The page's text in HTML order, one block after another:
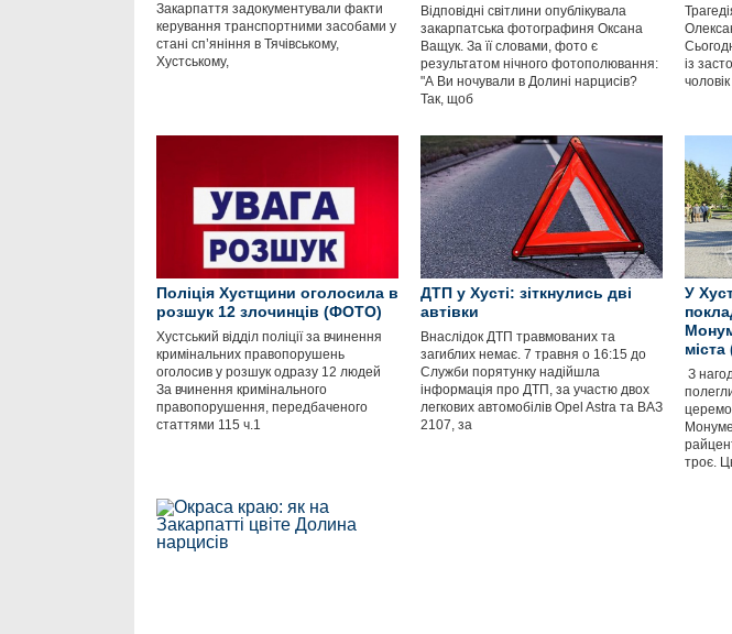
Закарпаття задокументували факти
керування транспортними засобами у
стані сп’яніння в Тячівському,
Хустському,
Відповідні світлини опублікувала
закарпатська фотографиня Оксана
Ващук. За її словами, фото є
результатом нічного фотополювання:
"А Ви ночували в Долині нарцисів?
Так, щоб
із
Поліція Хустщини оголосила в
розшук 12 злочинців (ФОТО)
Хустський відділ поліції за вчинення
кримінальних правопорушень
оголосив у розшук одразу 12 людей
За вчинення кримінального
правопорушення, передбаченого
статтями 115 ч.1
ДТП у Хусті: зіткнулись дві
автівки
Внаслідок ДТП травмованих та
загиблих немає. 7 травня о 16:15 до
Служби порятунку надійшла
інформація про ДТП, за участю двох
легкових автомобілів Opel Astra та ВАЗ
2107, за
У
З
троє.